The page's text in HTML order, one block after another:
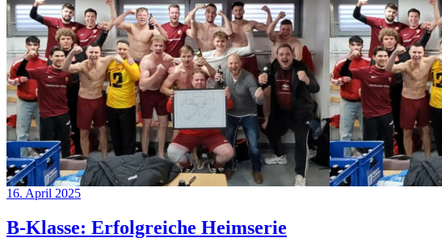
16. April 2025
B-Klasse: Erfolgreiche Heimserie